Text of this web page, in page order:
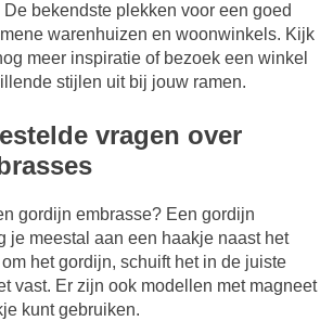
bekendste plekken voor een goed
warenhuizen en woonwinkels. Kijk
meer inspiratie of bezoek een winkel
stijlen uit bij jouw ramen.
vragen over
gordijn embrasse? Een gordijn
je meestal aan een haakje naast het
het gordijn, schuift het in de juiste
vast. Er zijn ook modellen met magneet
kunt gebruiken.